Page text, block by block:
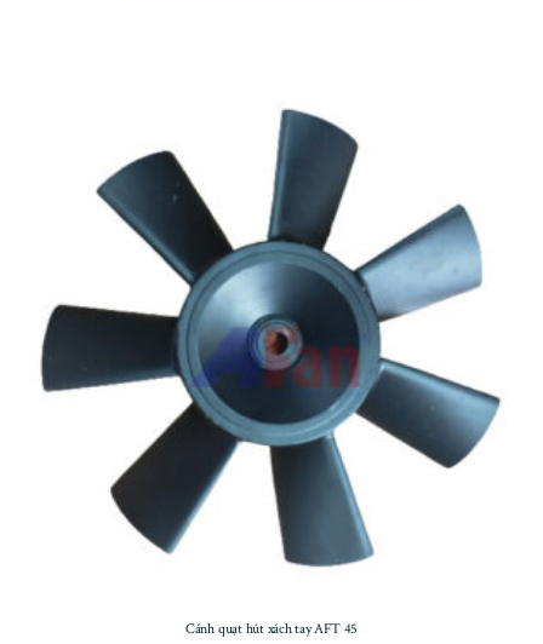
Cánh quạt hút xách tay AFT 45